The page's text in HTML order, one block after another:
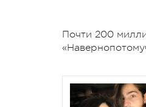
Почти 200